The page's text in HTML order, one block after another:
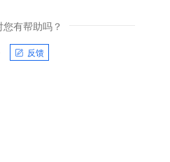
有帮助吗？
反馈